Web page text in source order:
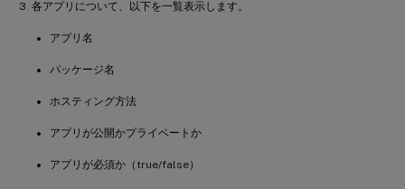
各アプリについて、以下を一覧表示します。
アプリ名
パッケージ名
ホスティング方法
アプリが公開かプライベートか
アプリが必須か（true/false）